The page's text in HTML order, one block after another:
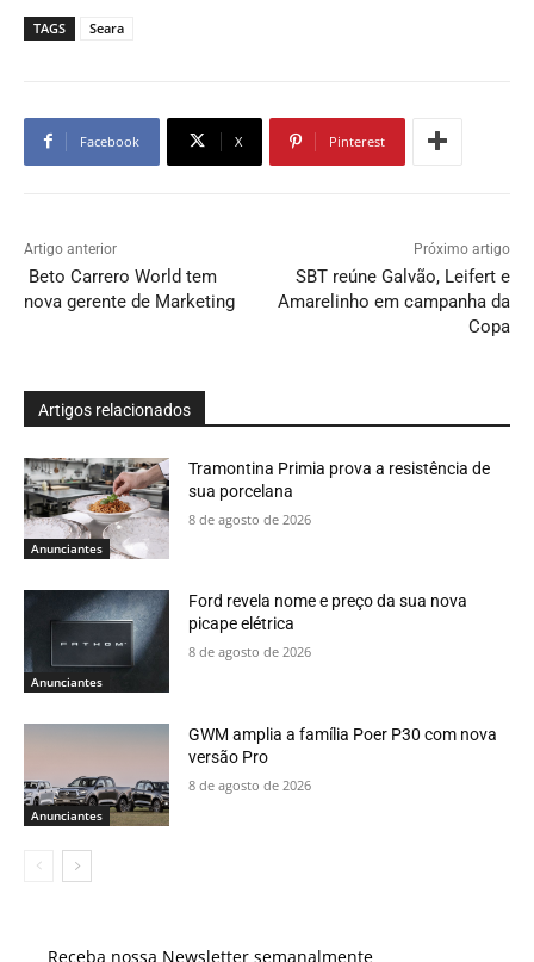
TAGS Seara
Facebook X Pinterest
Artigo anterior
Beto Carrero World tem
nova gerente de Marketing
Próximo artigo
SBT reúne Galvão, Leifert e
Amarelinho em campanha da
Copa
Artigos relacionados
Anunciantes
Tramontina Primia prova a resistência de
sua porcelana
8 de agosto de 2026
Anunciantes
Ford revela nome e preço da sua nova
picape elétrica
8 de agosto de 2026
Anunciantes
GWM amplia a família Poer P30 com nova
versão Pro
8 de agosto de 2026
Receba nossa Newsletter semanalmente